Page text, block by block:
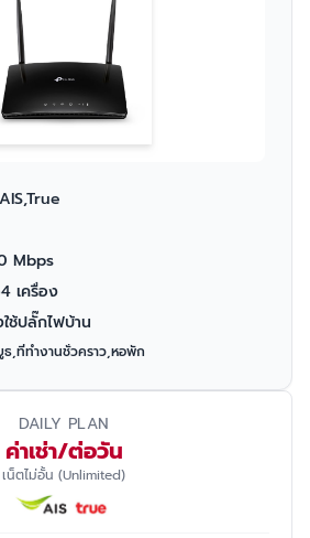
Mbps
เครื่อง
ช้ปลั๊กไฟบ้าน
ธ,ที่ทำงานชั่วคราว,หอพัก
DAILY PLAN
ค่าเช่า/ต่อวัน
เน็ตไม่อั้น (Unlimited)